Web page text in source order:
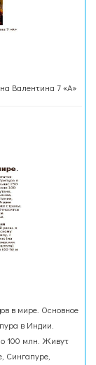
Валентина 7 «А»
в мире. Основное
в Индии.
100 млн. Живут
Сингапуре,